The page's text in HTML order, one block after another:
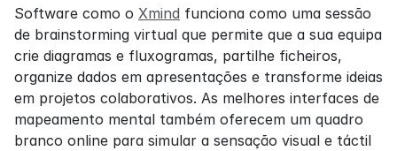
Software como o Xmind funciona como uma sessão
de brainstorming virtual que permite que a sua equipa
crie diagramas e fluxogramas, partilhe ficheiros,
organize dados em apresentações e transforme ideias
em projetos colaborativos. As melhores interfaces de
mapeamento mental também oferecem um quadro
branco online para simular a sensação visual e táctil